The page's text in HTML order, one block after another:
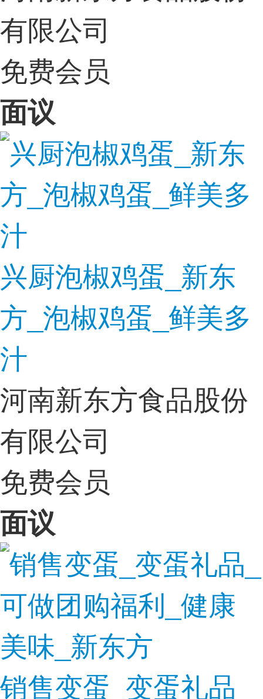
有限公司
免费会员
面议
兴厨泡椒鸡蛋_新东
方_泡椒鸡蛋_鲜美多
汁
河南新东方食品股份
有限公司
免费会员
面议
销售变蛋_变蛋礼品_